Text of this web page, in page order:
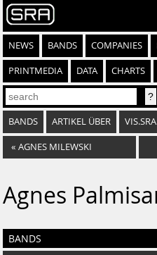
NEWS BANDS COMPANIES
PRINTMEDIA DATA CHARTS
BANDS ARTIKEL ÜBER
« AGNES MILEWSKI
Agnes
BANDS